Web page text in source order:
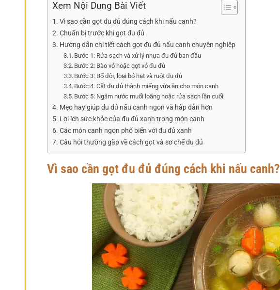
Xem Nội Dung Bài Viết
Vì sao cần gọt đu đủ đúng cách khi nấu canh?
Chuẩn bị trước khi gọt đu đủ
Hướng dẫn chi tiết cách gọt đu đủ nấu canh chuyên nghiệp
Bước 1: Rửa sạch và xử lý nhựa đu đủ ban đầu
Bước 2: Bào vỏ hoặc gọt vỏ đu đủ
Bước 3: Bổ đôi, loại bỏ hạt và ruột đu đủ
Bước 4: Cắt đu đủ thành miếng vừa ăn cho món canh
Bước 5: Ngâm nước muối loãng hoặc rửa sạch lần cuối
Mẹo hay giúp đu đủ nấu canh ngon và hấp dẫn hơn
Lợi ích sức khỏe của đu đủ xanh trong món canh
Các món canh ngon phổ biến với đu đủ xanh
Câu hỏi thường gặp về cách gọt và sơ chế đu đủ
Vì sao cần gọt đu đủ đúng cách khi nấu canh?